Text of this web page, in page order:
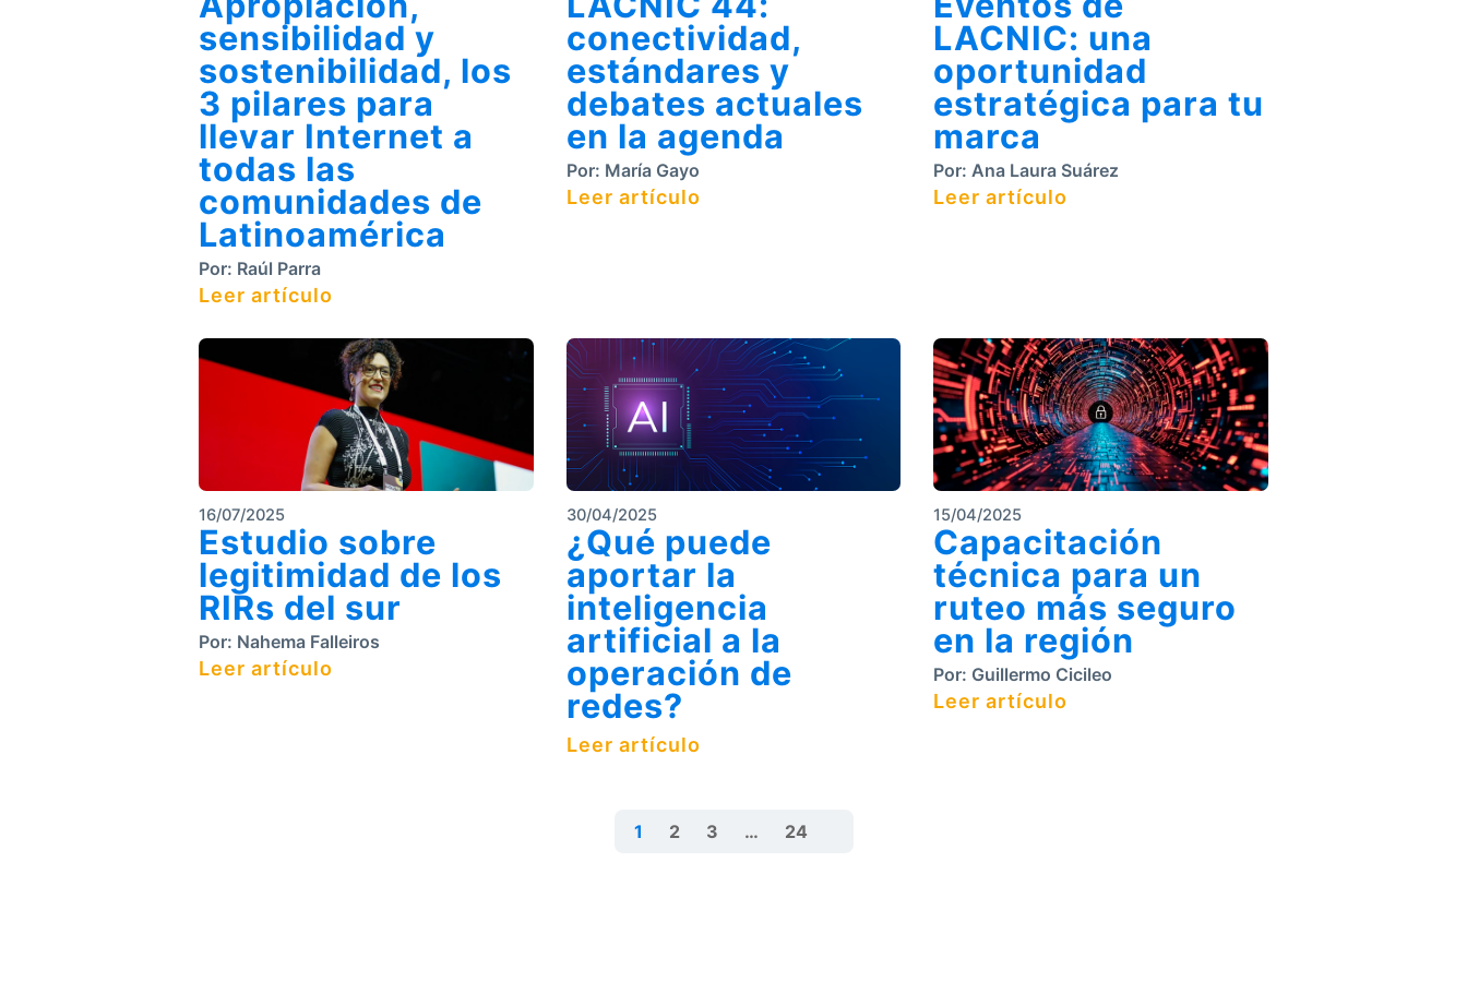
sensibilidad y
sostenibilidad, los
3 pilares para
llevar Internet a
todas las
comunidades de
Latinoamérica
Por: Raúl Parra
Leer artículo
conectividad,
estándares y
debates actuales
en la agenda
Por: María Gayo
Leer artículo
LACNIC: una
oportunidad
estratégica para tu
marca
Por: Ana Laura Suárez
Leer artículo
16/07/2025
Estudio sobre
legitimidad de los
RIRs del sur
Por: Nahema Falleiros
Leer artículo
30/04/2025
¿Qué puede
aportar la
inteligencia
artificial a la
operación de
redes?
Leer artículo
15/04/2025
Capacitación
técnica para un
ruteo más seguro
en la región
Por: Guillermo Cicileo
Leer artículo
1 2 3 … 24